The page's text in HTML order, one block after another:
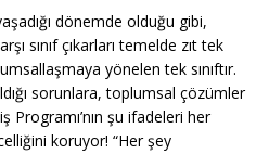
dönemde olduğu gibi,
sınıf çıkarları temelde zıt tek
yönelen tek sınıftır.
sorunlara, toplumsal çözümler
Programı’nın şu ifadeleri her
koruyor! “Her şey